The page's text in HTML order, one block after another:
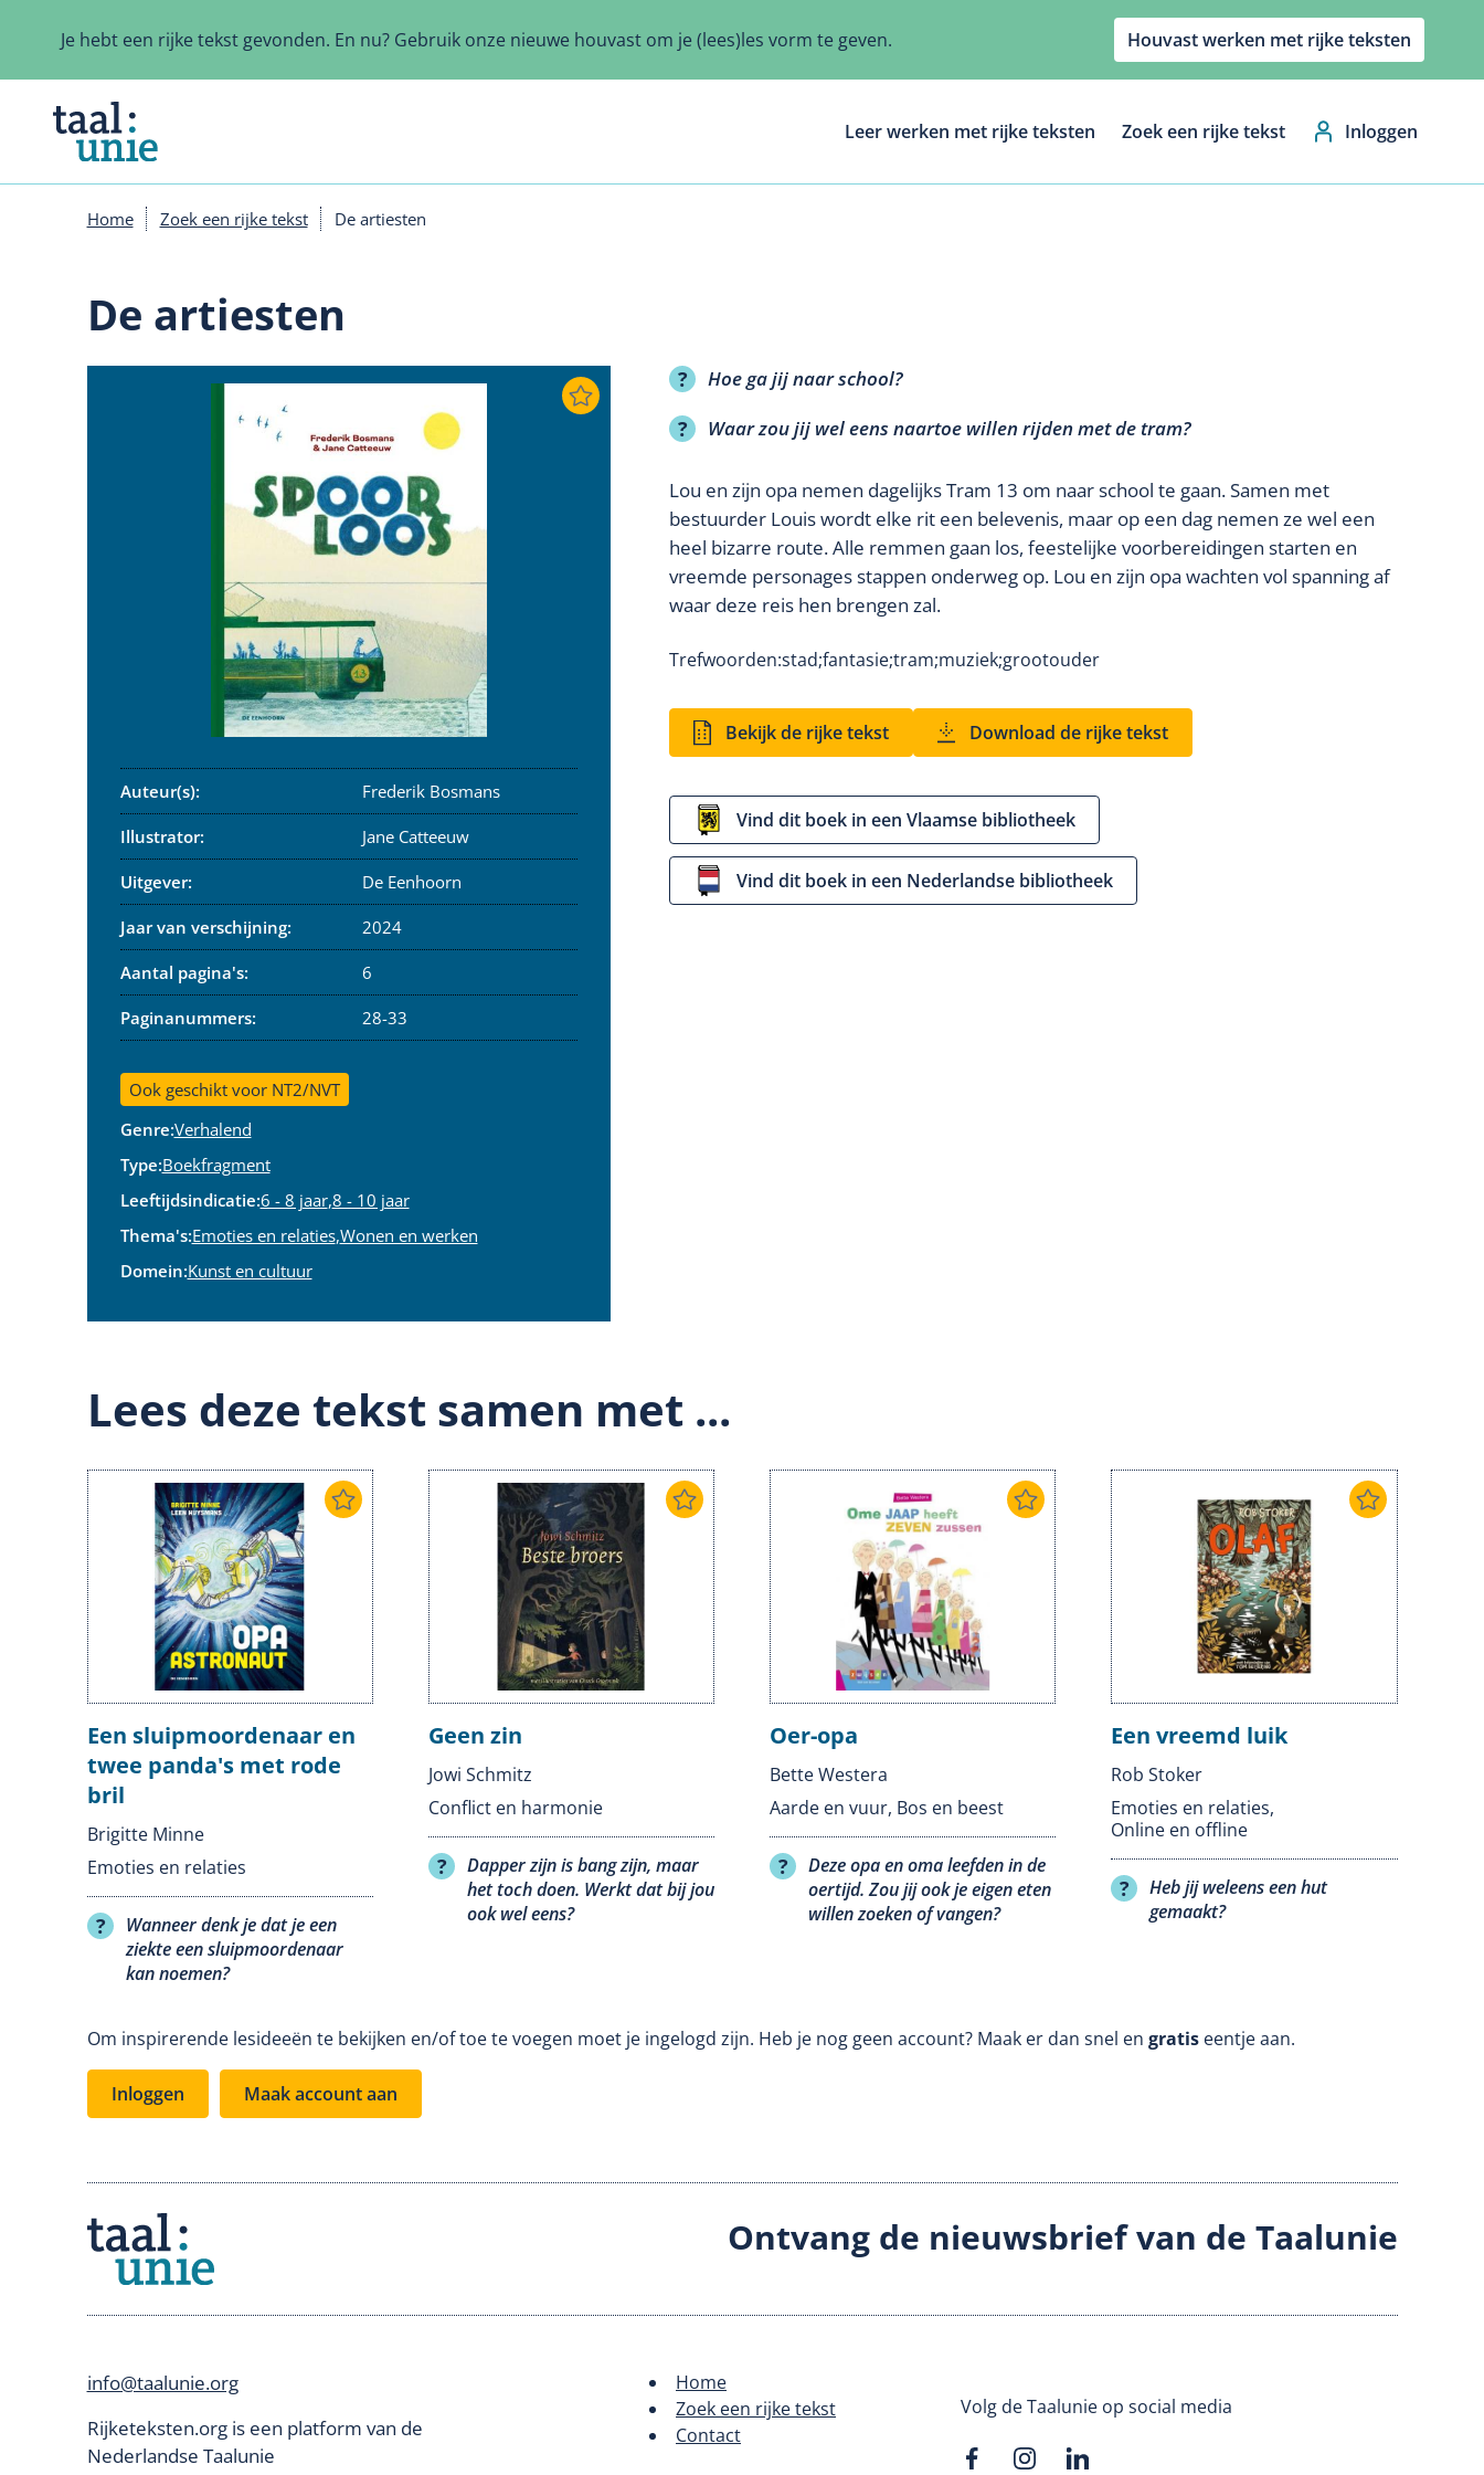
inhoud
Je hebt een rijke tekst gevonden. En nu? Gebruik onze nieuwe houvast om je (lees)les vorm te geven. Houvast werken met rijke teksten
Leer werken met rijke teksten Zoek een rijke tekst Inloggen
Home Zoek een rijke tekst De artiesten
De artiesten
Auteur(s): Frederik Bosmans
Illustrator: Jane Catteeuw
Uitgever: De Eenhoorn
Jaar van verschijning: 2024
Aantal pagina's: 6
Paginanummers: 28-33
Ook geschikt voor NT2/NVT
Genre:Verhalend
Type:Boekfragment
Leeftijdsindicatie:6 - 8 jaar,8 - 10 jaar
Thema's:Emoties en relaties,Wonen en werken
Domein:Kunst en cultuur
Hoe ga jij naar school?
Waar zou jij wel eens naartoe willen rijden met de tram?
Lou en zijn opa nemen dagelijks Tram 13 om naar school te gaan. Samen met
bestuurder Louis wordt elke rit een belevenis, maar op een dag nemen ze wel een
heel bizarre route. Alle remmen gaan los, feestelijke voorbereidingen starten en
vreemde personages stappen onderweg op. Lou en zijn opa wachten vol spanning af
waar deze reis hen brengen zal.
Trefwoorden:stad;fantasie;tram;muziek;grootouder
Bekijk de rijke tekst Download de rijke tekst
Vind dit boek in een Vlaamse bibliotheek
Vind dit boek in een Nederlandse bibliotheek
Lees deze tekst samen met ...
Een sluipmoordenaar en
twee panda's met rode
bril
Brigitte Minne
Emoties en relaties
Wanneer denk je dat je een
ziekte een sluipmoordenaar
kan noemen?
Geen zin
Jowi Schmitz
Conflict en harmonie
Dapper zijn is bang zijn, maar
het toch doen. Werkt dat bij jou
ook wel eens?
Oer-opa
Bette Westera
Aarde en vuur, Bos en beest
Deze opa en oma leefden in de
oertijd. Zou jij ook je eigen eten
willen zoeken of vangen?
Een vreemd luik
Rob Stoker
Emoties en relaties,
Online en offline
Heb jij weleens een hut
gemaakt?
Om inspirerende lesideeën te bekijken en/of toe te voegen moet je ingelogd zijn. Heb je nog geen account? Maak er dan snel en gratiseentje aan.
Inloggen Maak account aan
Ontvang de nieuwsbrief van de Taalunie
info@taalunie.org
Rijketeksten.org is een platform van de
Nederlandse Taalunie
Footer
Home
Zoek een rijke tekst
Contact
Volg de Taalunie op social media